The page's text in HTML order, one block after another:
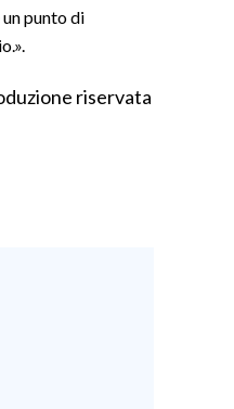
punto di
riservata